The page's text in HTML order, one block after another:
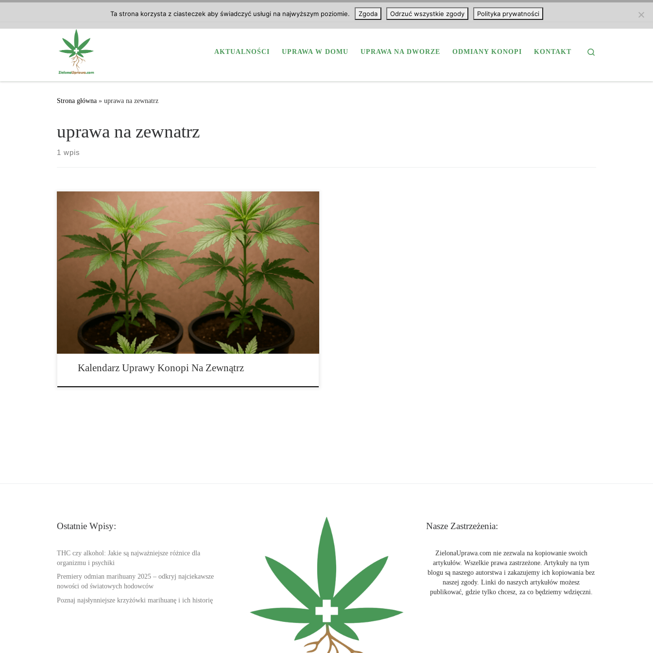
AKTUALNOŚCI UPRAWA W DOMU UPRAWA NA DWORZE ODMIANY KONOPI KONTAKT
Strona główna » uprawa na zewnatrz
uprawa na zewnatrz
1 wpis
Kalendarz Uprawy Konopi na Zewnątrz – Jak Uzyskać Większe i Lepsze Plony Uprawa
konopi na świeżym powietrzu, choć wymaga większej uważności, oferuje ogromne
korzyści, takie jak niższe koszty utrzymania oraz możliwość uzyskania bardziej
naturalnego i pełnego aromatu plonów. Rośliny korzystają z pełnego spektrum światła
słonecznego i rytmu natury, co wpływa […]
Kalendarz Uprawy Konopi Na Zewnątrz
Ostatnie Wpisy:
THC czy alkohol: Jakie są najważniejsze różnice dla
organizmu i psychiki
Premiery odmian marihuany 2025 – odkryj najciekawsze
nowości od światowych hodowców
Poznaj najsłynniejsze krzyżówki marihuanę i ich historię
Nasze Zastrzeżenia:
ZielonaUprawa.com nie zezwala na kopiowanie swoich
artykułów. Wszelkie prawa zastrzeżone. Artykuły na tym
blogu są naszego autorstwa i zakazujemy ich kopiowania bez
naszej zgody. Linki do naszych artykułów możesz
publikować, gdzie tylko chcesz, za co będziemy wdzięczni.
Ta strona korzysta z ciasteczek aby świadczyć usługi na najwyższym poziomie. Zgoda Odrzuć wszystkie zgody Polityka prywatności